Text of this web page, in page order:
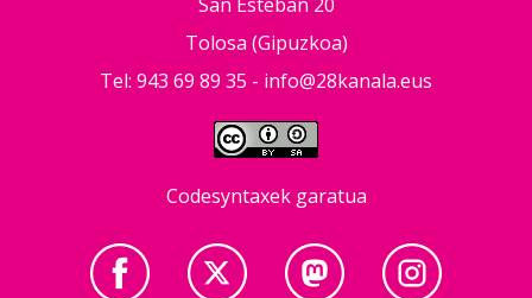
Tolosa (Gipuzkoa)
Tel: 943 69 89 35 - info@28kanala.eus
Codesyntaxek garatua